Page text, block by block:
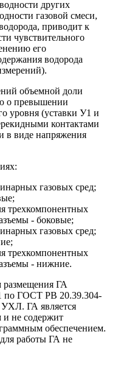
других
газовой смеси,
приводит к
чувствительного
его
водорода
объемной доли
о превышении
уровня (уставки У1 и
контактами
в виде напряжения
газовых сред;
трехкомпонентных
- боковые;
газовых сред;
трехкомпонентных
- нижние.
размещения ГА
по ГОСТ РВ 20.39.304-
УХЛ. ГА является
и не содержит
обеспечением.
работы ГА не